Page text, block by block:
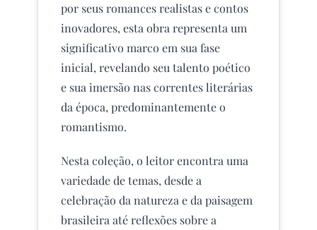
por seus romances realistas e contos
inovadores, esta obra representa um
significativo marco em sua fase
inicial, revelando seu talento poético
e sua imersão nas correntes literárias
da época, predominantemente o
romantismo.
Nesta coleção, o leitor encontra uma
variedade de temas, desde a
celebração da natureza e da paisagem
brasileira até reflexões sobre a